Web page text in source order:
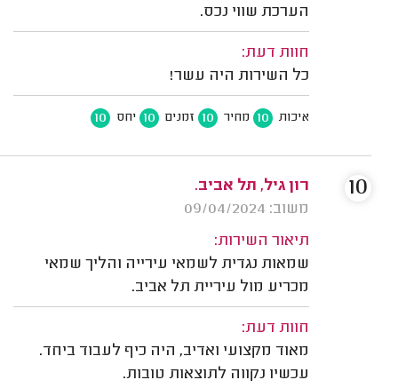
הערכת שווי נכס.
חוות דעת:
כל השירות היה עשר!
איכות 10 מחיר 10 זמנים 10 יחס 10
רון גיל, תל אביב.
משוב: 09/04/2024
תיאור השירות:
שמאות נגדית לשמאי עירייה והליך שמאי
מכריע מול עיריית תל אביב.
חוות דעת:
מאוד מקצועי ואדיב, היה כיף לעבוד ביחד.
עכשיו נקווה לתוצאות טובות.
10